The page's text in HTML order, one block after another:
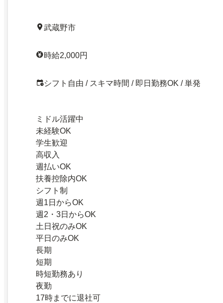
武蔵野市
時給2,000円
シフト自由 / スキマ時間 / 即日勤務OK / 単発
ミドル活躍中
未経験OK
学生歓迎
高収入
週払いOK
扶養控除内OK
シフト制
週1日からOK
週2・3日からOK
土日祝のみOK
平日のみOK
長期
短期
時短勤務あり
夜勤
17時までに退社可